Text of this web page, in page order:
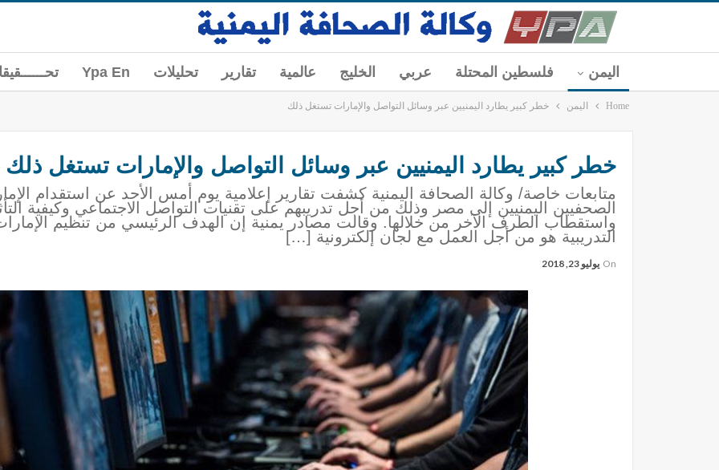
اليمن فلسطين المحتلة عربي الخليج عالمية تقارير تحليلات Ypa En
Home اليمن خطر كبير يطارد اليمنيين عبر وسائل التواصل والإمارات تستغل ذلك
خطر كبير يطارد اليمنيين عبر وسائل التواصل والإمارات تستغل ذلك
متابعات خاصة/ وكالة الصحافة اليمنية كشفت تقارير إعلامية يوم أمس الأحد عن استقدام
الصحفيين اليمنيين إلى مصر وذلك من أجل تدريبهم على تقنيات التواصل الاجتماعي وكيفية
واستقطاب الطرف الآخر من خلالها. وقالت مصادر يمنية إن الهدف الرئيسي من تنظيم
التدريبية هو من أجل العمل مع لجان إلكترونية […]
On يوليو 23, 2018